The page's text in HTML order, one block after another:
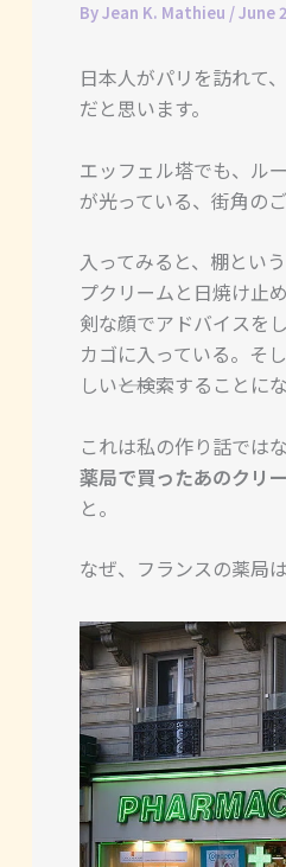
ByJean K. Mathieu /June
日本人がパリを訪れて
だと思います。
エッフェル塔でも、ル
が光っている、街角の
入ってみると、棚とい
プクリームと日焼け止
剣な顔でアドバイスを
カゴに入っている。そ
しい――と検索することに
これは私の作り話では
薬局で買ったあのクリ
と。
なぜ、フランスの薬局